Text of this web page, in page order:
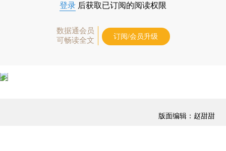
登录 后获取已订阅的阅读权限
数据通会员
可畅读全文
订阅/会员升级
版面编辑：赵甜甜